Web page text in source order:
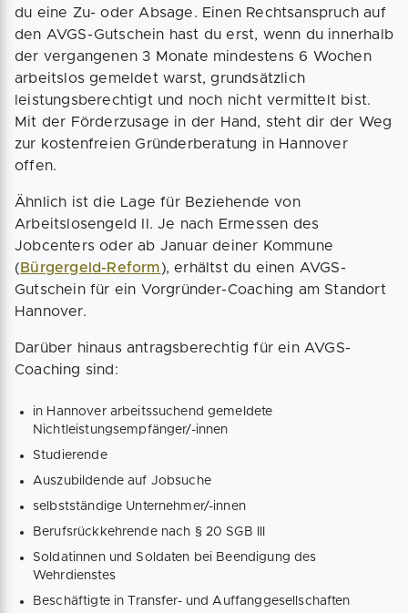
du eine Zu- oder Absage. Einen Rechtsanspruch auf
den AVGS-Gutschein hast du erst, wenn du innerhalb
der vergangenen 3 Monate mindestens 6 Wochen
arbeitslos gemeldet warst, grundsätzlich
leistungsberechtigt und noch nicht vermittelt bist.
Mit der Förderzusage in der Hand, steht dir der Weg
zur kostenfreien Gründerberatung in Hannover
offen.
Ähnlich ist die Lage für Beziehende von
Arbeitslosengeld II. Je nach Ermessen des
Jobcenters oder ab Januar deiner Kommune
( Bürgergeld-Reform), erhältst du einen AVGS-
Gutschein für ein Vorgründer-Coaching am Standort
Hannover.
Darüber hinaus antragsberechtig für ein AVGS-
Coaching sind:
in Hannover arbeitssuchend gemeldete
Nichtleistungsempfänger/-innen
Studierende
Auszubildende auf Jobsuche
selbstständige Unternehmer/-innen
Berufsrückkehrende nach § 20 SGB III
Soldatinnen und Soldaten bei Beendigung des
Wehrdienstes
Beschäftigte in Transfer- und Auffanggesellschaften